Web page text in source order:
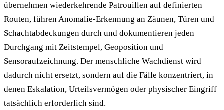
übernehmen wiederkehrende Patrouillen auf definierten
Routen, führen Anomalie-Erkennung an Zäunen, Türen und
Schachtabdeckungen durch und dokumentieren jeden
Durchgang mit Zeitstempel, Geoposition und
Sensoraufzeichnung. Der menschliche Wachdienst wird
dadurch nicht ersetzt, sondern auf die Fälle konzentriert, in
denen Eskalation, Urteilsvermögen oder physischer Eingriff
tatsächlich erforderlich sind.